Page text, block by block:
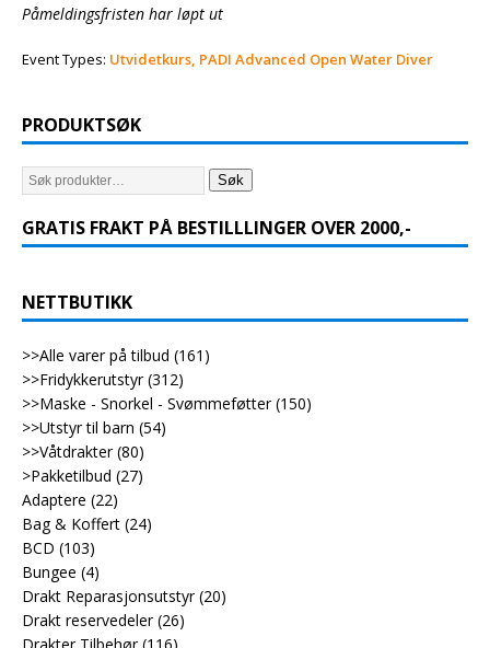
Påmeldingsfristen har løpt ut
Event Types: Utvidetkurs, PADI Advanced Open Water Diver
PRODUKTSØK
Søk
GRATIS FRAKT PÅ BESTILLLINGER OVER 2000,-
NETTBUTIKK
>>Alle varer på tilbud (161)
>>Fridykkerutstyr (312)
>>Maske - Snorkel - Svømmeføtter (150)
>>Utstyr til barn (54)
>>Våtdrakter (80)
>Pakketilbud (27)
Adaptere (22)
Bag & Koffert (24)
BCD (103)
Bungee (4)
Drakt Reparasjonsutstyr (20)
Drakt reservedeler (26)